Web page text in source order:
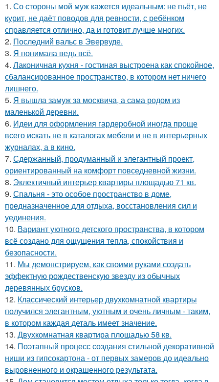
1. Со стороны мой муж кажется идеальным: не пьёт, не
курит, не даёт поводов для ревности, с ребёнком
справляется отлично, да и готовит лучше многих.
2. Последний вальс в Эвервуде.
3. Я понимала ведь всё.
4. Лаконичная кухня - гостиная выстроена как спокойное,
сбалансированное пространство, в котором нет ничего
лишнего.
5. Я вышла замуж за москвича, а сама родом из
маленькой деревни.
6. Идеи для оформления гардеробной иногда проще
всего искать не в каталогах мебели и не в интерьерных
журналах, а в кино.
7. Сдержанный, продуманный и элегантный проект,
ориентированный на комфорт повседневной жизни.
8. Эклектичный интерьер квартиры площадью 71 кв.
9. Спальня - это особое пространство в доме,
предназначенное для отдыха, восстановления сил и
уединения.
10. Вариант уютного детского пространства, в котором
всё создано для ощущения тепла, спокойствия и
безопасности.
11. Мы демонстрируем, как своими руками создать
эффектную рождественскую звезду из обычных
деревянных брусков.
12. Классический интерьер двухкомнатной квартиры
получился элегантным, уютным и очень личным - таким,
в котором каждая деталь имеет значение.
13. Двухкомнатная квартира площадью 58 кв.
14. Поэтапный процесс создания стильной декоративной
ниши из гипсокартона - от первых замеров до идеально
выровненного и окрашенного результата.